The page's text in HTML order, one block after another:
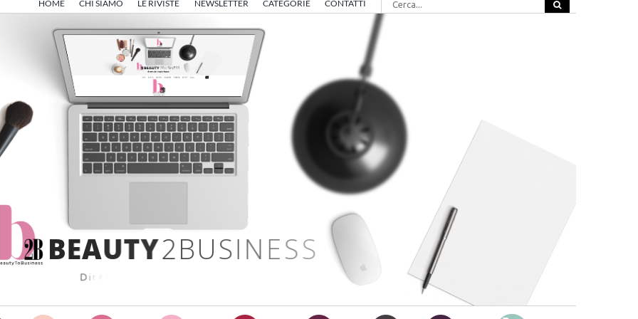
HOME CHI SIAMO LE RIVISTE NEWSLETTER CATEGORIE CONTATTI
per:
BEAUTY2BUSINESS
Dir